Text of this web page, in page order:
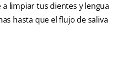
limpiar tus dientes y lengua
hasta que el flujo de saliva